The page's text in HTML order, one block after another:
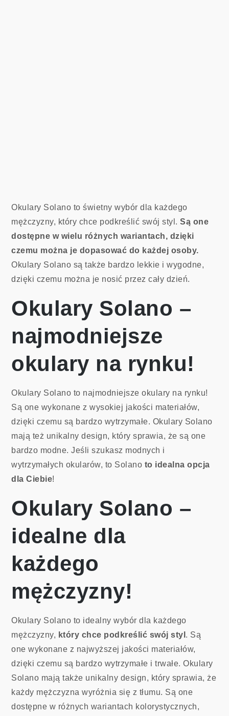
Okulary Solano to świetny wybór dla każdego
mężczyzny, który chce podkreślić swój styl.Są one
dostępne w wielu różnych wariantach, dzięki
czemu można je dopasować do każdej osoby.
Okulary Solano są także bardzo lekkie i wygodne,
dzięki czemu można je nosić przez cały dzień.
Okulary Solano –
najmodniejsze
okulary na rynku!
Okulary Solano to najmodniejsze okulary na rynku!
Są one wykonane z wysokiej jakości materiałów,
dzięki czemu są bardzo wytrzymałe. Okulary Solano
mają też unikalny design, który sprawia, że ​​są one
bardzo modne. Jeśli szukasz modnych i
wytrzymałych okularów, to Solano to idealna opcja
dla Ciebie!
Okulary Solano –
idealne dla
każdego
mężczyzny!
Okulary Solano to idealny wybór dla każdego
mężczyzny, który chce podkreślić swój styl . Są
one wykonane z najwyższej jakości materiałów,
dzięki czemu są bardzo wytrzymałe i trwałe. Okulary
Solano mają także unikalny design, który sprawia, że
​​każdy mężczyzna wyróżnia się z tłumu. Są one
dostępne w różnych wariantach kolorystycznych,